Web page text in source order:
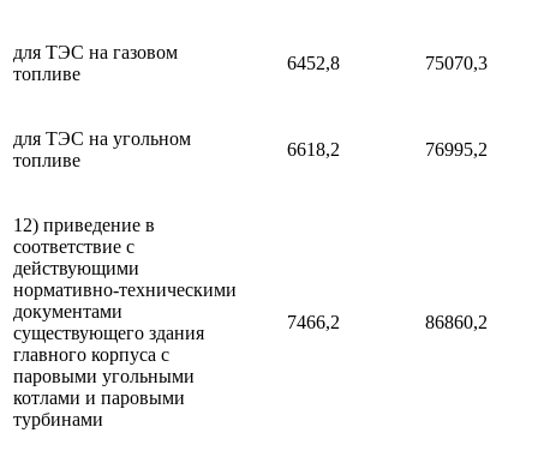
для ТЭС на газовом
топливе
6452,8 75070,3
для ТЭС на угольном
топливе
6618,2 76995,2
12) приведение в
соответствие с
действующими
нормативно-техническими
документами
существующего здания
главного корпуса с
паровыми угольными
котлами и паровыми
турбинами
7466,2 86860,2